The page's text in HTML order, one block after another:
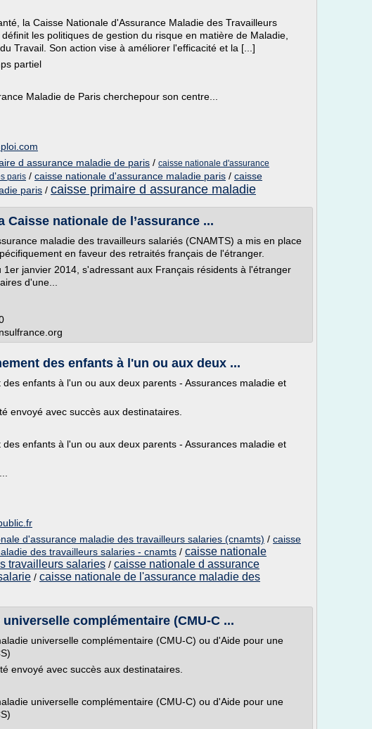
la Caisse Nationale d'Assurance Maladie des Travailleurs
les politiques de gestion du risque en matière de Maladie,
Travail. Son action vise à améliorer l'efficacité et la [...]
partiel
Maladie de Paris cherchepour son centre...
d assurance maladie de paris / caisse nationale d'assurance
paris / caisse nationale d'assurance maladie paris / caisse
paris / caisse primaire d assurance maladie
Caisse nationale de l’assurance ...
maladie des travailleurs salariés (CNAMTS) a mis en place
en faveur des retraités français de l'étranger.
janvier 2014, s'adressant aux Français résidents à l'étranger
d'une...
des enfants à l'un ou aux deux ...
enfants à l'un ou aux deux parents - Assurances maladie et
envoyé avec succès aux destinataires.
enfants à l'un ou aux deux parents - Assurances maladie et
d'assurance maladie des travailleurs salaries (cnamts) / caisse
des travailleurs salaries - cnamts / caisse nationale
travailleurs salaries / caisse nationale d assurance
/ caisse nationale de l'assurance maladie des
complémentaire (CMU-C ...
universelle complémentaire (CMU-C) ou d'Aide pour une
envoyé avec succès aux destinataires.
universelle complémentaire (CMU-C) ou d'Aide pour une